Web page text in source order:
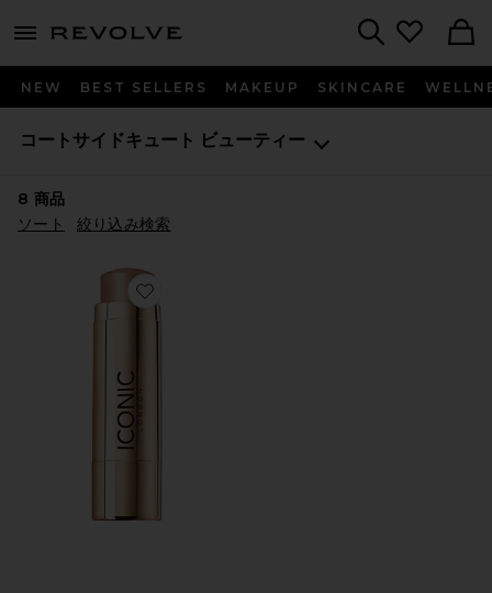
menu - shows more content
NEW BEST SELLERS MAKEUP SKINCARE
コートサイドキュート ビューティー
8 商品
ソート
絞り込み検索
Favorite SHAPE & SHADE SCULPTING STICK コントゥ